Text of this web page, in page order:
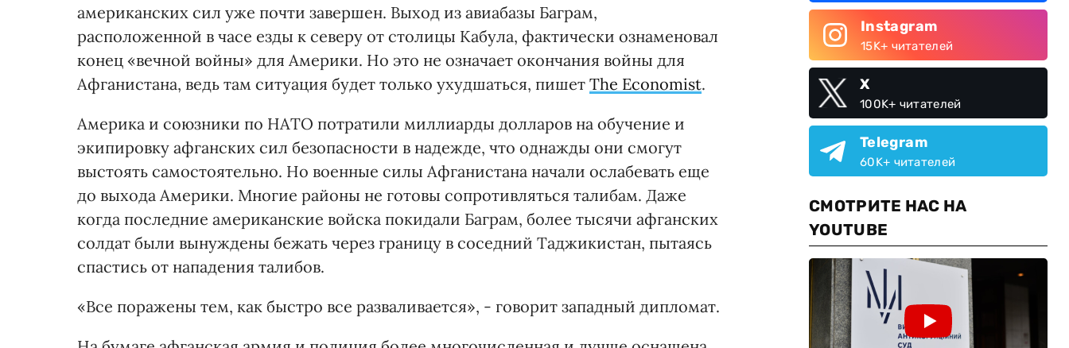
американских сил уже почти завершен. Выход из авиабазы ​​Баграм,
расположенной в часе езды к северу от столицы Кабула, фактически ознаменовал
конец «вечной войны» для Америки. Но это не означает окончания войны для
Афганистана, ведь там ситуация будет только ухудшаться, пишет The Economist.
Америка и союзники по НАТО потратили миллиарды долларов на обучение и
экипировку афганских сил безопасности в надежде, что однажды они смогут
выстоять самостоятельно. Но военные силы Афганистана начали ослабевать еще
до выхода Америки. Многие районы не готовы сопротивляться талибам. Даже
когда последние американские войска покидали Баграм, более тысячи афганских
солдат были вынуждены бежать через границу в соседний Таджикистан, пытаясь
спастись от нападения талибов.
«Все поражены тем, как быстро все разваливается», - говорит западный дипломат.
Instagram
15K+ читателей
X
100K+ читателей
Telegram
60K+ читателей
СМОТРИТЕ НАС НА
YOUTUBE